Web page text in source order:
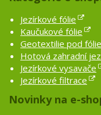
Jezírkové fólie
Kaučukové fólie
Geotextilie pod fólie
Hotová zahradní
Jezírkové vysavače
Jezírkové filtrace
Novinky na e-